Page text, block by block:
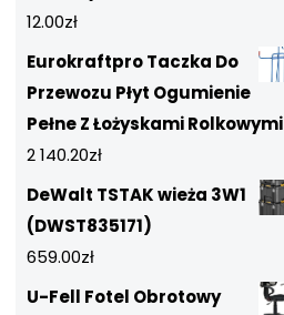
12.00zł
Eurokraftpro Taczka Do
Przewozu Płyt Ogumienie
Pełne Z Łożyskami Rolkowymi
2 140.20zł
DeWalt TSTAK wieża 3W1
(DWST835171)
659.00zł
U-Fell Fotel Obrotowy